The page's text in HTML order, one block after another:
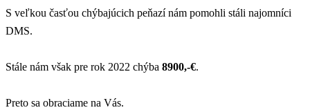
S veľkou časťou chýbajúcich peňazí nám pomohli stáli najomníci
DMS.
Stále nám však pre rok 2022 chýba 8900,-€.
Preto sa obraciame na Vás.